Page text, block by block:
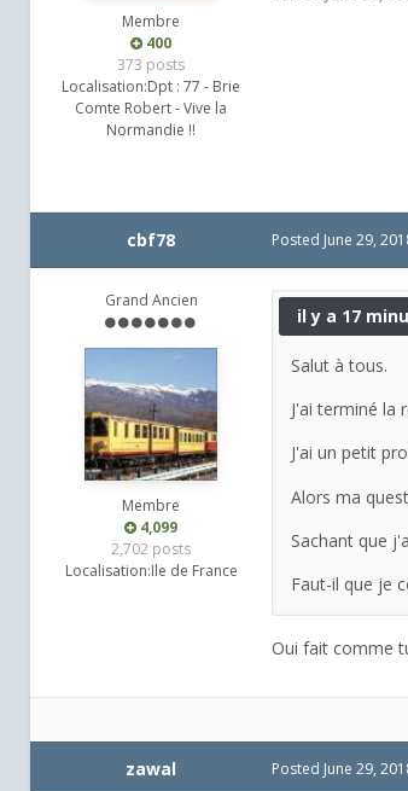
Membre
400
373 posts
Localisation:Dpt : 77 - Brie
Comte Robert - Vive la
Normandie !!
cbf78
Grand Ancien
Membre
4,099
2,702 posts
Localisation:Ile de France
Posted June 29,
il y a 17
Salut à tous.
J'ai terminé la
J'ai un petit
Alors ma
Sachant que
Faut-il que je
Oui fait comme
zawal Posted June 29,